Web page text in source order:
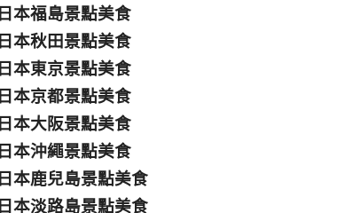
日本福島景點美食
日本秋田景點美食
日本東京景點美食
日本京都景點美食
日本大阪景點美食
日本沖繩景點美食
日本鹿兒島景點美食
日本淡路島景點美食